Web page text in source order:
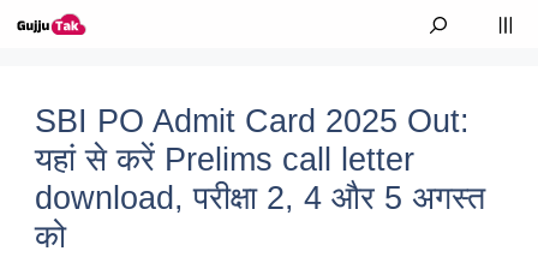
Skip to content
SBI PO Admit Card 2025 Out:
यहां से करें Prelims call letter
download, परीक्षा 2, 4 और 5 अगस्त
को